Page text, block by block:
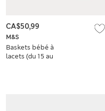
M&S
Baskets bébé à
lacets (du 15 au
CA$50,99